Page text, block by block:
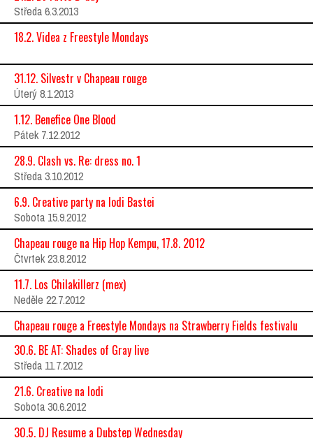
Středa 6.3.2013
18.2. Videa z Freestyle Mondays
31.12. Silvestr v Chapeau rouge
Úterý 8.1.2013
1.12. Benefice One Blood
Pátek 7.12.2012
28.9. Clash vs. Re: dress no. 1
Středa 3.10.2012
6.9. Creative party na lodi Bastei
Sobota 15.9.2012
Chapeau rouge na Hip Hop Kempu, 17.8. 2012
Čtvrtek 23.8.2012
11.7. Los Chilakillerz (mex)
Neděle 22.7.2012
Chapeau rouge a Freestyle Mondays na Strawberry Fields festivalu
30.6. BE AT: Shades of Gray live
Středa 11.7.2012
21.6. Creative na lodi
Sobota 30.6.2012
30.5. DJ Resume a Dubstep Wednesday